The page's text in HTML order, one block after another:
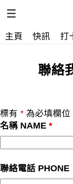
主頁 快訊 打
聯絡
標有 * 為必填欄位
名稱 NAME *
聯絡電話 PHONE